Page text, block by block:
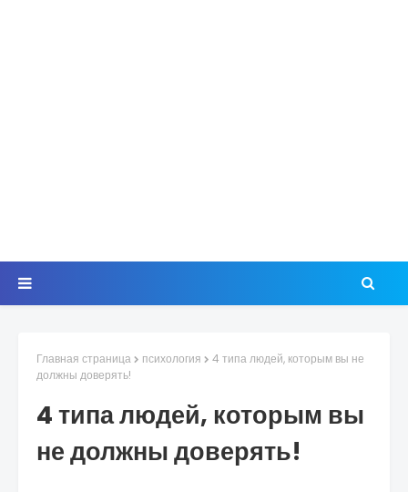
Главная страница психология
4 типа людей, которым вы не
должны доверять!
4 типа людей, которым вы
не должны доверять!